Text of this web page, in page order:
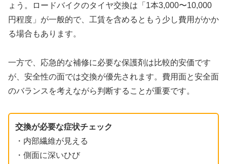
ょう。ロードバイクのタイヤ交換は「1本3,000〜10,000
円程度」が一般的で、工賃を含めるともう少し費用がかか
る場合もあります。
一方で、応急的な補修に必要な保護剤は比較的安価です
が、安全性の面では交換が優先されます。費用面と安全面
のバランスを考えながら判断することが重要です。
交換が必要な症状チェック
・内部繊維が見える
・側面に深いひび